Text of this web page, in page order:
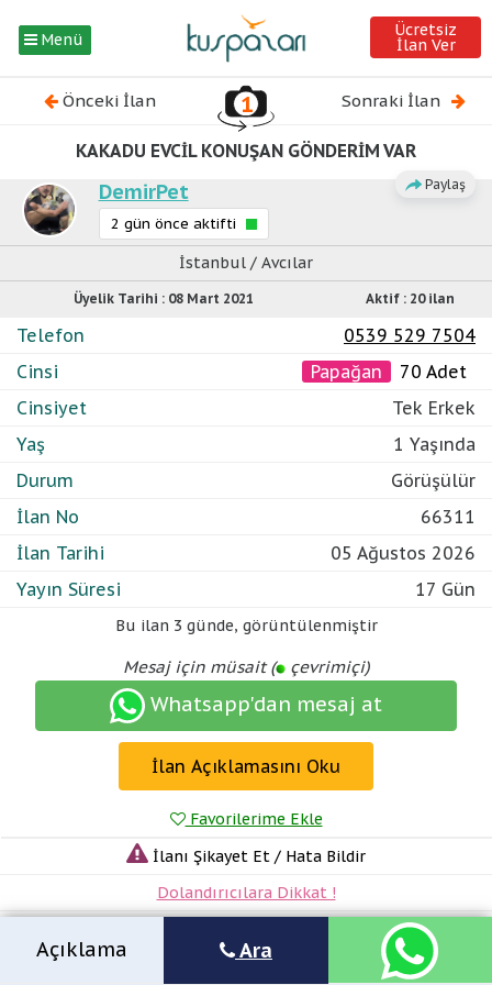
Menü Ücretsiz
İlan Ver
Önceki İlan 1 Sonraki İlan
KAKADU EVCİL KONUŞAN GÖNDERİM VAR
Paylaş
DemirPet
2 gün önce aktifti
İstanbul / Avcılar
Üyelik Tarihi : 08 Mart 2021 Aktif : 20 ilan
Telefon
0539 529 7504
Cinsi
Papağan
70 Adet
Cinsiyet
Tek Erkek
Yaş
1 Yaşında
Durum
Görüşülür
İlan No
66311
İlan Tarihi
05 Ağustos 2026
Yayın Süresi
17 Gün
Bu ilan 3 günde, görüntülenmiştir
Mesaj için müsait ( çevrimiçi)
Whatsapp'dan mesaj at
İlan Açıklamasını Oku
Favorilerime Ekle
İlanı Şikayet Et / Hata Bildir
Dolandırıcılara Dikkat !
Açıklama Ara